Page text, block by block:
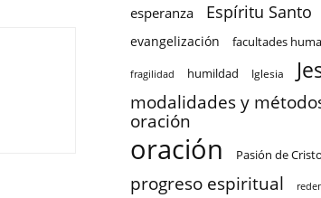
esperanza Espíritu Santo
evangelización facultades
fragilidad humildad Iglesia
modalidades y
oración
oración Pasión de Cristo
progreso espiritual